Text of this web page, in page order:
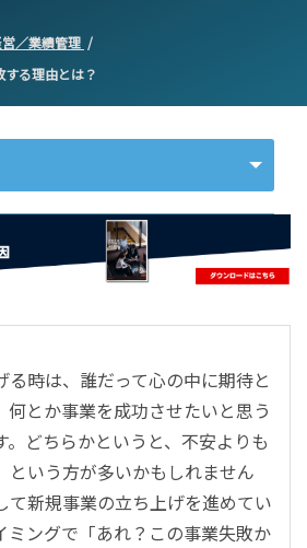
／業績管理
る理由とは？
コマース
／クラウドコンピューティング
管理
る時は、誰だって心の中に期待と
何とか事業を成功させたいと思う
。どちらかというと、不安よりも
という方が多いかもしれません
て新規事業の立ち上げを進めてい
ミングで「あれ？この事業失敗か